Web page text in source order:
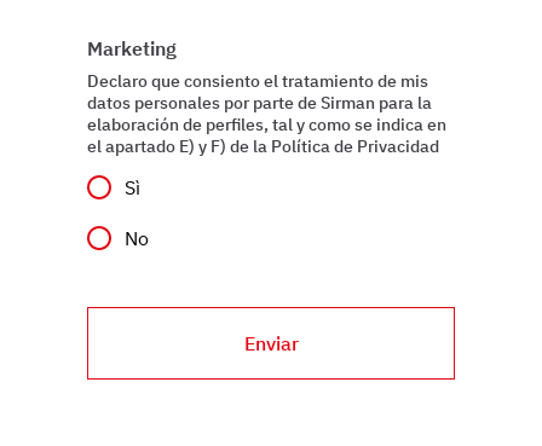
contenuti ed annunci, per fornire funzionalità dei social
media e per analizzare il nostro traffico. Condividiamo
inoltre informazioni sul modo in cui l’utente utilizza il
nostro sito con i nostri partner che si occupano di analisi
combinarle con altre informazioni che ha fornito loro o
che hanno raccolto dal suo utilizzo dei loro servizi.
Marketing
Declaro que consiento el tratamiento de mis
datos personales por parte de Sirman para la
elaboración de perfiles, tal y como se indica en
el apartado E) y F) de la Política de Privacidad
Sì
No
Enviar